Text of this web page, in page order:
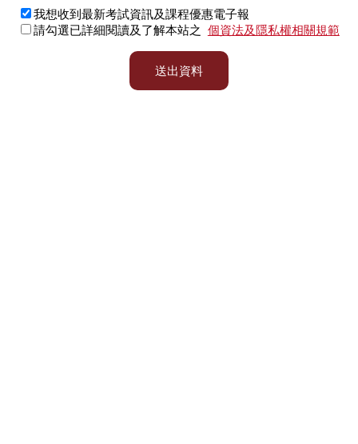
我想收到最新考試資訊及課程優惠電子報
請勾選已詳細閱讀及了解本站之 個資法及隱私權相關規範
送出資料